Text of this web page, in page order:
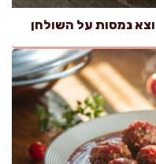
נמסות על השולחן